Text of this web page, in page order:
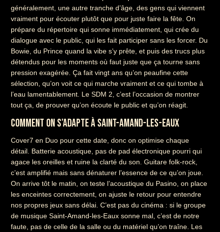
généralement, une autre tranche d’âge, des gens qui viennent
vraiment pour écouter plutôt que pour juste faire la fête. On
prépare du répertoire qui sonne immédiatement, qui crée du
dialogue avec le public, qui les fait participer sans les forcer. Du
Bowie, du Prince quand la vibe s’y prête, et puis des trucs plus
détendus pour les moments où faut juste que ça tourne sans
pression exagérée. Ça fait vingt ans qu’on peaufine cette
sélection, qu’on voit ce qui marche vraiment et ce qui tombe à
l’eau lamentablement. Le SDM 2, c’est l’occasion de montrer
tout ça, de prouver qu’on écoute le public et qu’on réagit.
COMMENT ON S’ADAPTE À SAINT-AMAND-LES-EAUX
Cover7 en Duo pour cette date, donc on optimise chaque
détail. Batterie acoustique, pas de pad électronique pourri qui
agace les oreilles et ruine la clarté du son. Guitare folk-rock,
c’est amplifié mais sans dénaturer l’essence de ce qu’on joue.
On arrive tôt le matin, on teste l’acoustique du Pasino, on place
les enceintes correctement, on ajuste le retour pour entendre
nos propres jeux sans délai. C’est pas du cinéma : si le groupe
de musique Saint-Amand-les-Eaux sonne mal, c’est de notre
faute, pas de celle de la salle ou du matériel qu’on traîne. Les